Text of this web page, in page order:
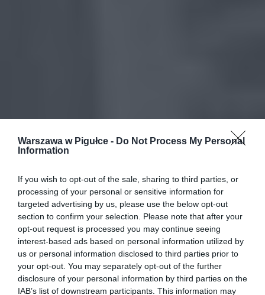
Warszawa w Pigułce - Do Not Process My Personal
Information
If you wish to opt-out of the sale, sharing to third parties, or
processing of your personal or sensitive information for
targeted advertising by us, please use the below opt-out
section to confirm your selection. Please note that after your
opt-out request is processed you may continue seeing
interest-based ads based on personal information utilized by
us or personal information disclosed to third parties prior to
your opt-out. You may separately opt-out of the further
disclosure of your personal information by third parties on the
IAB’s list of downstream participants. This information may